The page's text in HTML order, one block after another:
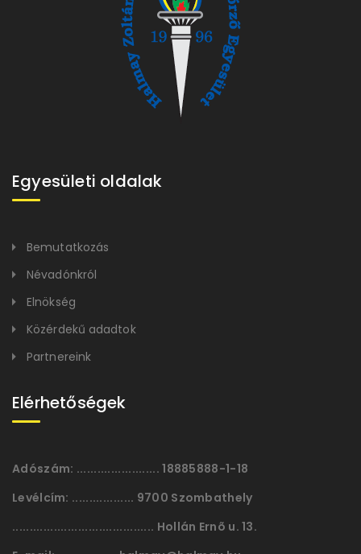
Egyesületi oldalak
Bemutatkozás
Névadónkról
Elnökség
Közérdekű adadtok
Partnereink
Elérhetőségek
Adószám: ........................ 18885888-1-18
Levélcím: .................. 9700 Szombathely
......................................... Hollán Ernõ u. 13.